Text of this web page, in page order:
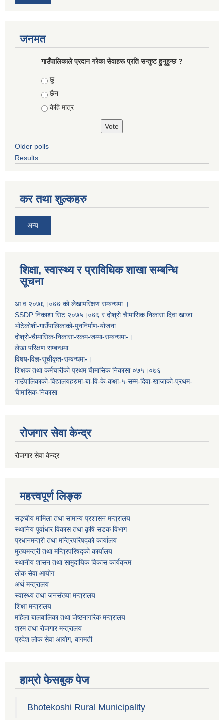
जनमत
गाउँपालिकाले प्रदान गरेका सेवाहरू प्रति सन्तुष्ट हुनुहुन्छ ?
Choices
छु
छैन
केहि मात्र
Older polls
Results
कर तथा शुल्कहरु
अन्य
शिक्षा, स्वास्थ्य र प्राविधिक शाखा सम्बन्धि
सूचना
आ व २०७६।०७७ काे लेखापरिक्षण सम्बन्धमा ।
SSDP निकाशा सिट २०७५।०७६ र दोश्रो चैामासिक निकासा दिवा खाजा
भोटेकोशी-गाउँपालिकाको-पुननिर्माण-योजना
दोश्रो-चैामासिक-निकासा-रकम-जम्मा-सम्बन्धमा-।
लेखा परिक्षण सम्बन्धमा
विषय-विज्ञ-सूचीकृत-सम्बन्धमा-।
शिक्षक तथा कर्मचारीको प्रथम च‌ैामासिक निकासा ०७५।०७६
गाउँपालिकाको-विद्यालयहरुमा-बा-वि-के-कक्षा-५-सम्म-दिवा-खाजाको-प्रथम-
चैामासिक-निकासा
रोजगार सेवा केन्द्र
रोजगार सेवा केन्द्र
महत्त्वपूर्ण लिङ्क
सङ्घीय मामिला तथा सामान्य प्रशासन मन्त्रालय
स्थानिय पूर्वाधार विकास तथा कृषि सडक विभाग
प्रधानमन्त्री तथा मन्त्रिपरिषद्को कार्यालय
मुख्यमन्त्री तथा मन्त्रिपरिषद्को कार्यालय
स्थानीय शासन तथा सामुदायिक विकास कार्यक्रम
लोक सेवा आयोग
अर्थ मन्त्रालय
स्वास्थ्य तथा जनस‌ंख्या मन्त्रालय
शिक्षा मन्त्रालय
महिला बालबालिका तथा जेष्ठनागरिक मन्त्रालय
श्रम तथा राेजगार मन्त्रालय
प्रदेश लोक सेवा आयाेग, बागमती
हाम्रो फेसबुक पेज
Bhotekoshi Rural Municipality